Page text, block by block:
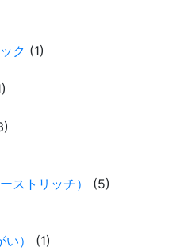
ク (1)
ストリッチ）
(5)
）
(1)